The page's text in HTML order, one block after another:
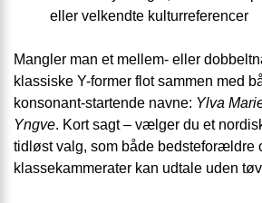
eller velkendte kulturreferencer
Mangler man et mellem- eller
klassiske Y-former flot sammen med
konsonant-startende navne: Ylva
Yngve. Kort sagt – vælger du et
tidløst valg, som både bedsteforældre
klassekammerater kan udtale uden